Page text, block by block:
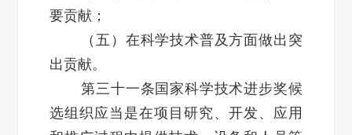
要贡献；
（五）在科学技术普及方面做出突
出贡献。
第三十一条国家科学技术进步奖候
选组织应当是在项目研究、开发、应用